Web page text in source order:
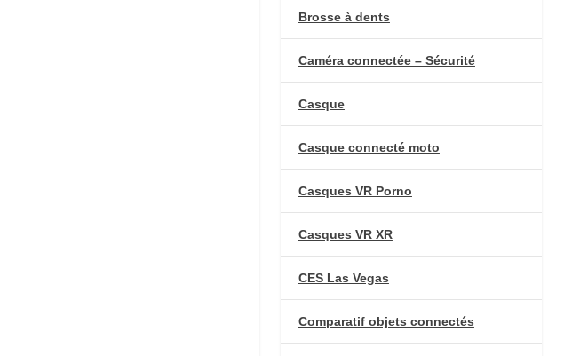
Brosse à dents
Caméra connectée – Sécurité
Casque
Casque connecté moto
Casques VR Porno
Casques VR XR
CES Las Vegas
Comparatif objets connectés